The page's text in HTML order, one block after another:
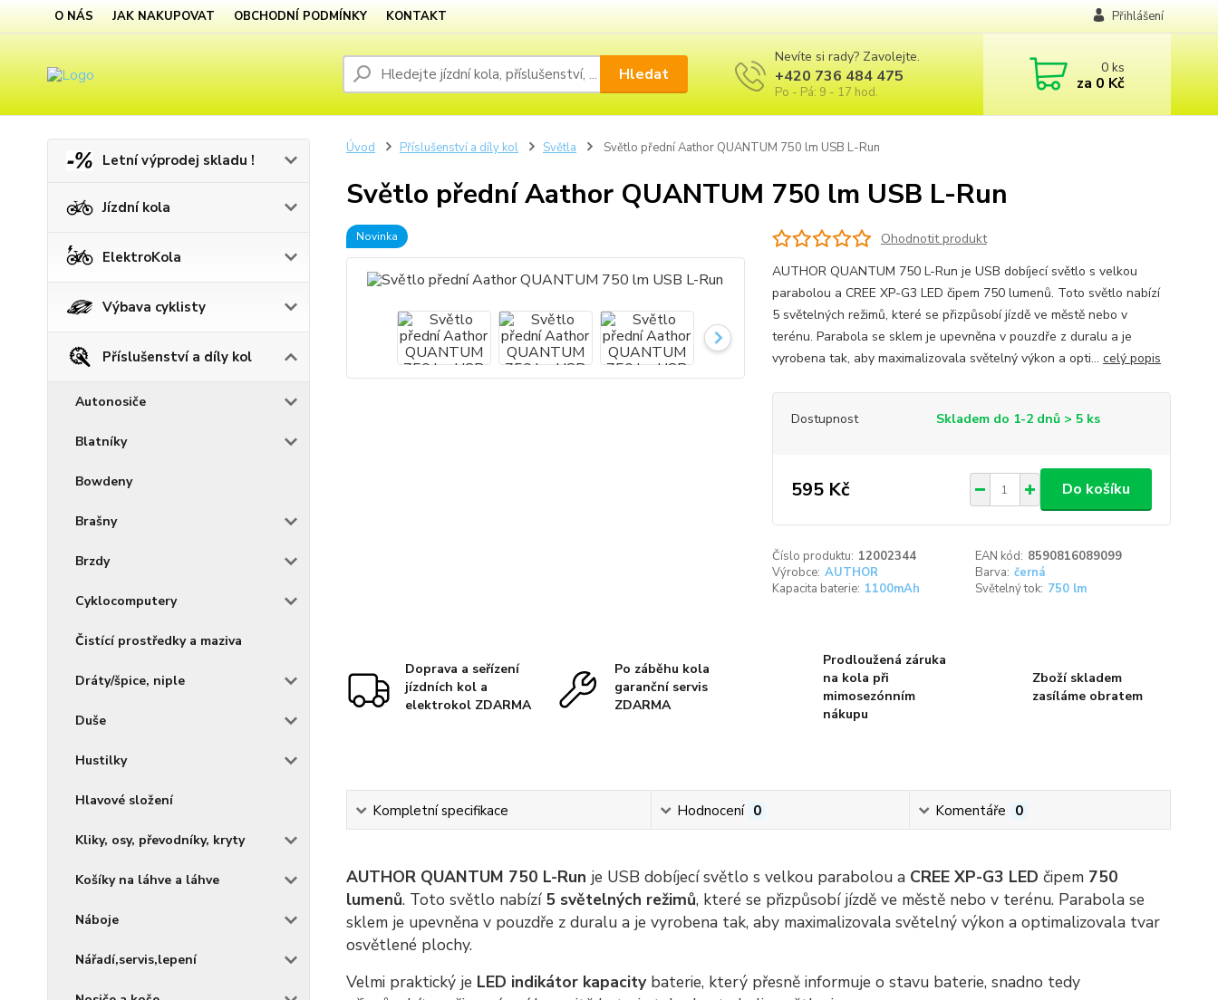
O NÁS JAK NAKUPOVAT OBCHODNÍ PODMÍNKY KONTAKT Přihlášení
Hledat
Nevíte si rady? Zavolejte.
+420 736 484 475
Po - Pá: 9 - 17 hod.
0ks
za 0 Kč
Letní výprodej skladu !
Jízdní kola
ElektroKola
Výbava cyklisty
Příslušenství a díly kol
Autonosiče
Blatníky
Bowdeny
Brašny
Brzdy
Cyklocomputery
Čistící prostředky a maziva
Dráty/špice, niple
Duše
Hustilky
Hlavové složení
Kliky, osy, převodníky, kryty
Košíky na láhve a láhve
Náboje
Nářadí,servis,lepení
Úvod Příslušenství a díly kol Světla Světlo přední Aathor QUANTUM 750 lm USB L-Run
Světlo přední Aathor QUANTUM 750 lm USB L-Run
Novinka
Ohodnotit produkt
AUTHOR QUANTUM 750 L-Run je USB dobíjecí světlo s velkou
parabolou a CREE XP-G3 LED čipem 750 lumenů. Toto světlo nabízí
5 světelných režimů, které se přizpůsobí jízdě ve městě nebo v
terénu. Parabola se sklem je upevněna v pouzdře z duralu a je
vyrobena tak, aby maximalizovala světelný výkon a opti... celý popis
Dostupnost Skladem do 1-2 dnů > 5 ks
595 Kč Do košíku
Číslo produktu: 12002344 EAN kód: 8590816089099
Výrobce: AUTHOR Barva: černá
Kapacita baterie: 1100mAh Světelný tok: 750 lm
Doprava a seřízení
jízdních kol a
elektrokol ZDARMA
Po záběhu kola
garanční servis
ZDARMA
Prodloužená záruka
na kola při
mimosezónním
nákupu
Zboží skladem
zasíláme obratem
Kompletní specifikace Hodnocení 0 Komentáře 0
AUTHOR QUANTUM 750 L-Run je USB dobíjecí světlo s velkou parabolou a CREE XP-G3 LED čipem 750
lumenů. Toto světlo nabízí 5 světelných režimů, které se přizpůsobí jízdě ve městě nebo v terénu. Parabola se
sklem je upevněna v pouzdře z duralu a je vyrobena tak, aby maximalizovala světelný výkon a optimalizovala tvar
osvětlené plochy.
Velmi praktický je LED indikátor kapacitybaterie, který přesně informuje o stavu baterie, snadno tedy